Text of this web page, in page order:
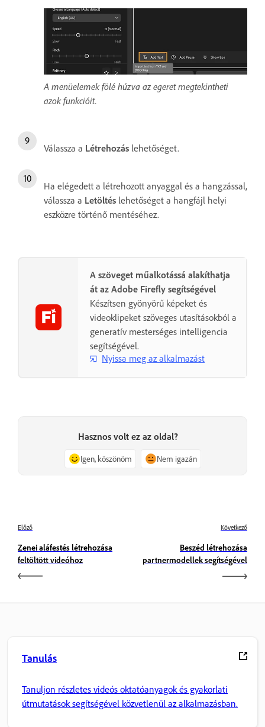
A menüelemek fölé húzva az egeret megtekintheti
azok funkcióit.
Válassza a Létrehozás lehetőséget.
Ha elégedett a létrehozott anyaggal és a hangzással,
válassza a Letöltés lehetőséget a hangfájl helyi
eszközre történő mentéséhez.
A szöveget műalkotássá alakíthatja
át az Adobe Firefly segítségével
Készítsen gyönyörű képeket és
videoklipeket szöveges utasításokból a
generatív mesterséges intelligencia
segítségével.
Nyissa meg az alkalmazást
Hasznos volt ez az oldal?
Igen, köszönöm Nem igazán
Előző
Zenei aláfestés létrehozása
feltöltött videóhoz
Következő
Beszéd létrehozása
partnermodellek segítségével
Tanulás
Tanuljon részletes videós oktatóanyagok és gyakorlati
útmutatások segítségével közvetlenül az alkalmazásban.